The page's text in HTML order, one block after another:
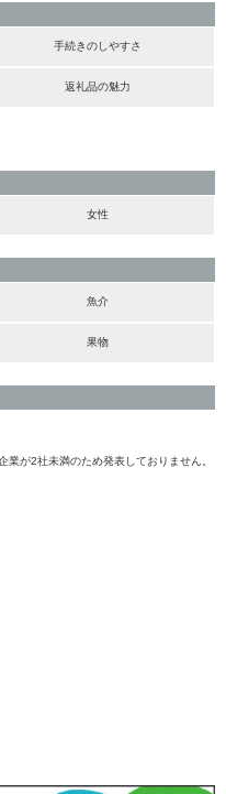
手続きのしやすさ
返礼品の魅力
女性
魚介
果物
が2社未満のため発表しておりません。